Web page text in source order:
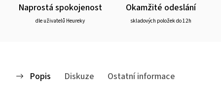
Naprostá spokojenost
dle uživatelů Heureky
Okamžité odeslání
skladových položek do 12h
Popis Diskuze Ostatní informace